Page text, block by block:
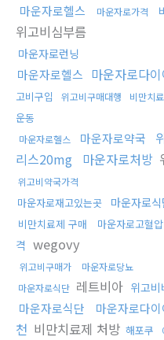
마운자로헬스 마운자로가격
위고비심부름
마운자로런닝
마운자로헬스 마운자로다
고비구입
위고비구매대행 비만치
운동
마운자로헬스 마운자로약국
리스20mg
마운자로처방
위고비약국가격
마운자로재고있는곳 마운자로
비만치료제 구매 마운자로고혈압
격 wegovy
위고비구매가
마운자로당뇨
마운자로식단 레트비아 위고비
마운자로식단 마운자로다
천 비만치료제 처방 해포쿠